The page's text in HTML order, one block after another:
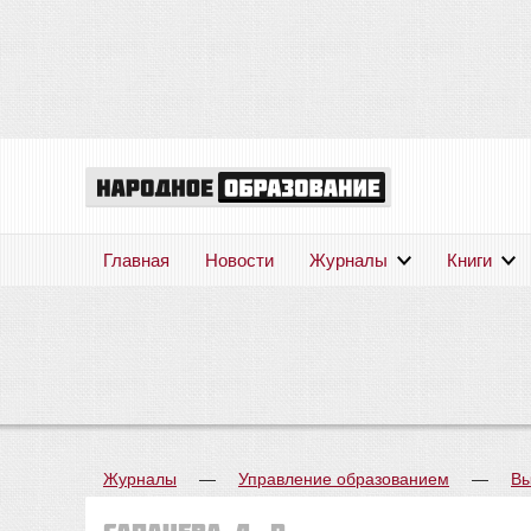
Главная Новости Журналы Книги
Журналы — Управление образованием —